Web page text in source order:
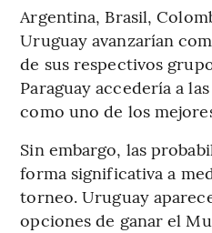
Argentina, Brasil,
Uruguay avanzarían
de sus respectivos
Paraguay accedería a
como uno de los
Sin embargo, las
forma significativa a
torneo. Uruguay
opciones de ganar el